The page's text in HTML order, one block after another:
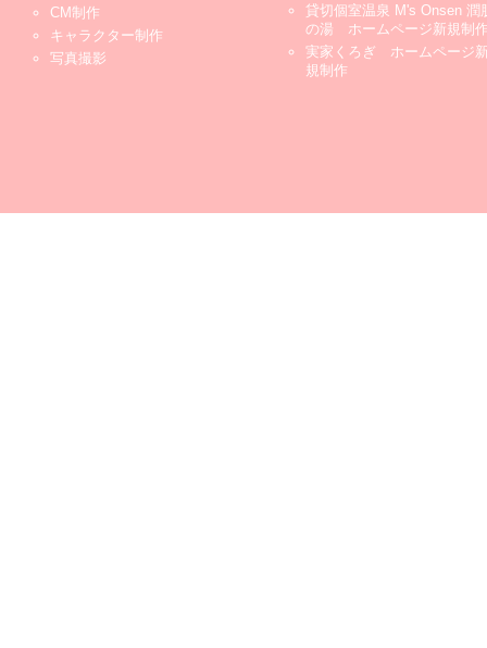
CM制作
キャラクター制作
写真撮影
貸切個室温泉 M's Onsen 潤
の湯 ホームページ新規制
実家くろぎ ホームページ
規制作